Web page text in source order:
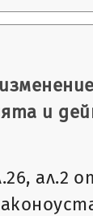
и
ал.2